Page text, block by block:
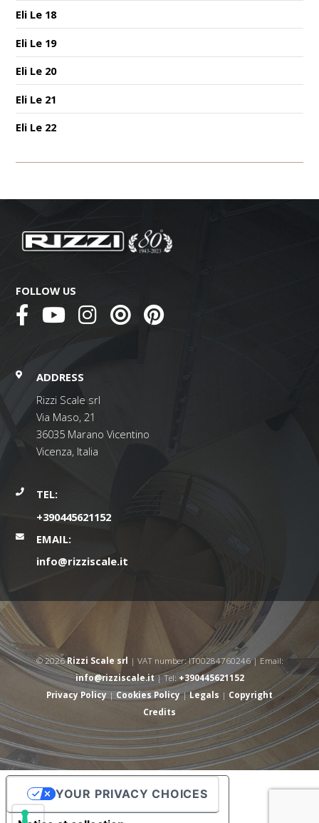
Eli Le 18
Eli Le 19
Eli Le 20
Eli Le 21
Eli Le 22
FOLLOW US
ADDRESS
Rizzi Scale srl
Via Maso, 21
36035 Marano Vicentino
Vicenza, Italia
TEL:
+390445621152
EMAIL:
info@rizziscale.it
© 2026Rizzi Scale srl | VAT number: IT00284760246 | Email:
info@rizziscale.it| Tel: +390445621152
Privacy Policy | Cookies Policy|Legals | Copyright
Credits
YOUR PRIVACY CHOICES